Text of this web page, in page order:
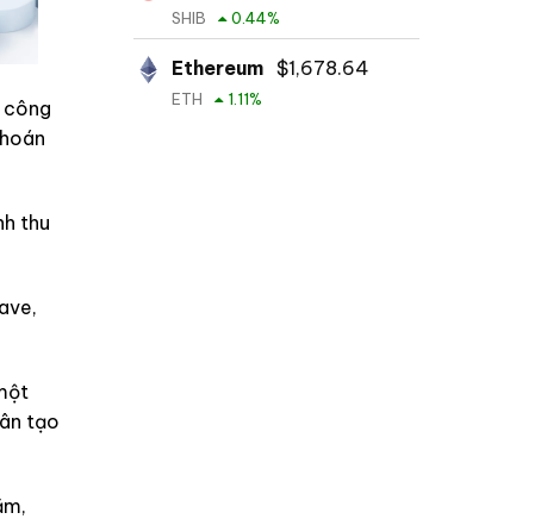
công
thu
tạo
SHIB 0.44%
Ethereum $1,678.64
ETH 1.11%